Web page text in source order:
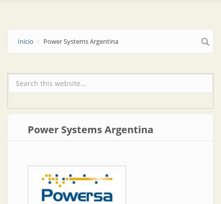
Inicio Power Systems Argentina
Formulario de búsqueda
Power Systems Argentina